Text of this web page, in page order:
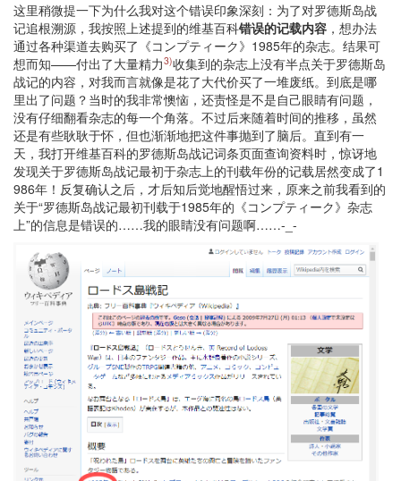
这里稍微提一下为什么我对这个错误印象深刻：为了对罗德斯岛战
记追根溯源，我按照上述提到的维基百科错误的记载内容 ，想办法
通过各种渠道去购买了《コンプティーク》1985年的杂志。结果可
想而知——付出了大量精力3)收集到的杂志上没有半点关于罗德斯岛
战记的内容，对我而言就像是花了大代价买了一堆废纸。到底是哪
里出了问题？当时的我非常懊恼，还责怪是不是自己眼睛有问题，
没有仔细翻看杂志的每一个角落。不过后来随着时间的推移，虽然
还是有些耿耿于怀，但也渐渐地把这件事抛到了脑后。直到有一
天，我打开维基百科的罗德斯岛战记词条页面查询资料时，惊讶地
发现关于罗德斯岛战记最初于杂志上的刊载年份的记载居然变成了1
986年！反复确认之后，才后知后觉地醒悟过来，原来之前我看到的
关于“罗德斯岛战记最初刊载于1985年的《コンプティーク》杂志
上”的信息是错误的……我的眼睛没有问题啊……-_-